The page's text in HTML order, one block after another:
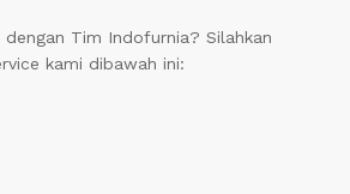
dengan Tim Indofurnia? Silahkan
kami dibawah ini: